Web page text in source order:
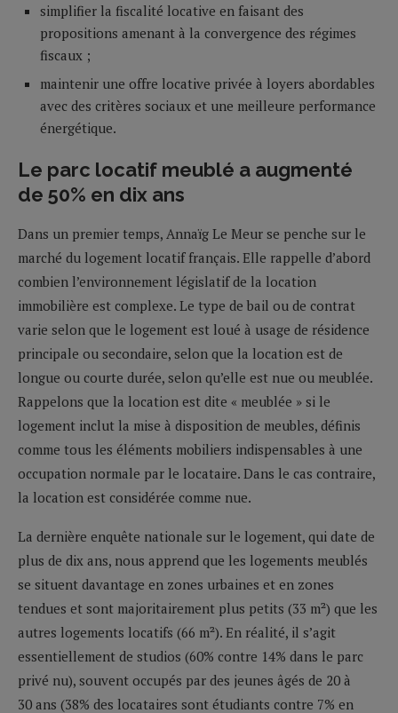
simplifier la fiscalité locative en faisant des
propositions amenant à la convergence des régimes
fiscaux ;
maintenir une offre locative privée à loyers abordables
avec des critères sociaux et une meilleure performance
énergétique.
Le parc locatif meublé a augmenté
de 50% en dix ans
Dans un premier temps, Annaïg Le Meur se penche sur le
marché du logement locatif français. Elle rappelle d’abord
combien l’environnement législatif de la location
immobilière est complexe. Le type de bail ou de contrat
varie selon que le logement est loué à usage de résidence
principale ou secondaire, selon que la location est de
longue ou courte durée, selon qu’elle est nue ou meublée.
Rappelons que la location est dite « meublée » si le
logement inclut la mise à disposition de meubles, définis
comme tous les éléments mobiliers indispensables à une
occupation normale par le locataire. Dans le cas contraire,
la location est considérée comme nue.
La dernière enquête nationale sur le logement, qui date de
plus de dix ans, nous apprend que les logements meublés
se situent davantage en zones urbaines et en zones
tendues et sont majoritairement plus petits (33 m²) que les
autres logements locatifs (66 m²). En réalité, il s’agit
essentiellement de studios (60% contre 14% dans le parc
privé nu), souvent occupés par des jeunes âgés de 20 à
30 ans (38% des locataires sont étudiants contre 7% en